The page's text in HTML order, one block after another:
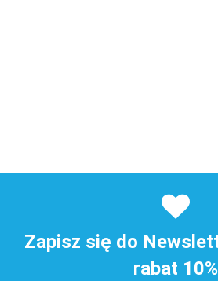
Zapisz się do
rabat 10%